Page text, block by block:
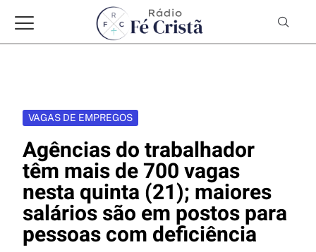
VAGAS DE EMPREGOS
Agências do trabalhador
têm mais de 700 vagas
nesta quinta (21); maiores
salários são em postos para
pessoas com deficiência